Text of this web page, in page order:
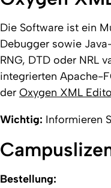
Die Software ist ein
Debugger sowie
RNG, DTD oder NRL
integrierten Apache-
der Oxygen XML
Wichtig: Informieren
Bestellung: